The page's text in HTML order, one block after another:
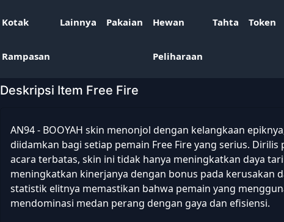
Kotak
Rampasan
Lainnya Pakaian Hewan
Peliharaan
Tahta Token
Deskripsi Item Free Fire
AN94 - BOOYAH skin menonjol dengan kelangkaan
diidamkan bagi setiap pemain Free Fire yang serius. Dirilis
acara terbatas, skin ini tidak hanya meningkatkan daya
meningkatkan kinerjanya dengan bonus pada kerusakan
statistik elitnya memastikan bahwa pemain yang
mendominasi medan perang dengan gaya dan efisiensi.